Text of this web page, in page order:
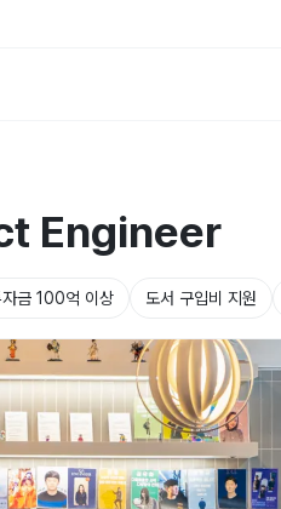
Engineer
금 100억 이상 도서 구입비 지원